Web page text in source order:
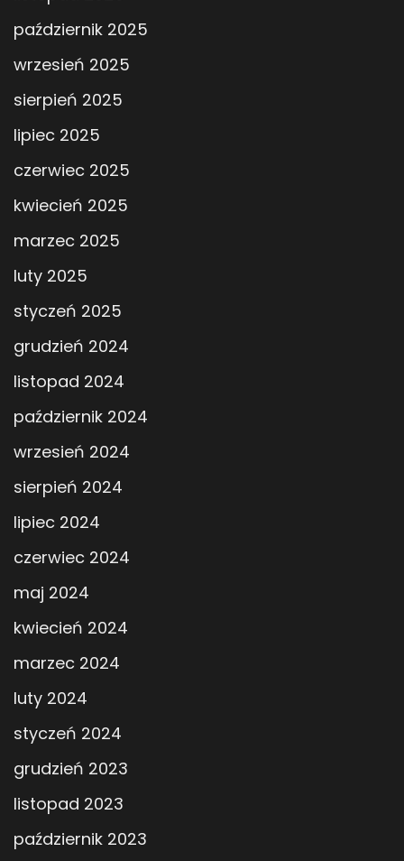
październik 2025
wrzesień 2025
sierpień 2025
lipiec 2025
czerwiec 2025
kwiecień 2025
marzec 2025
luty 2025
styczeń 2025
grudzień 2024
listopad 2024
październik 2024
wrzesień 2024
sierpień 2024
lipiec 2024
czerwiec 2024
maj 2024
kwiecień 2024
marzec 2024
luty 2024
styczeń 2024
grudzień 2023
listopad 2023
październik 2023